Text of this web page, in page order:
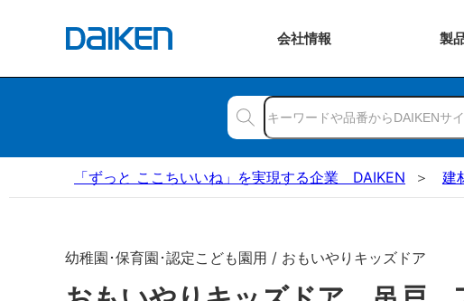
会社情報 製
「ずっと ここちいいね」を実現する企業 DAIKEN 建
幼稚園･保育園･認定こども園用 / おもいやりキッズドア